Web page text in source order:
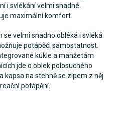
i svlékání velmi snadné.
maximální komfort.
se velmi snadno obléká i svléká
potápěči samostatnost.
kukle a manžetám
jde o oblek polosuchého
kapsa na stehně se zipem z něj
potápění.